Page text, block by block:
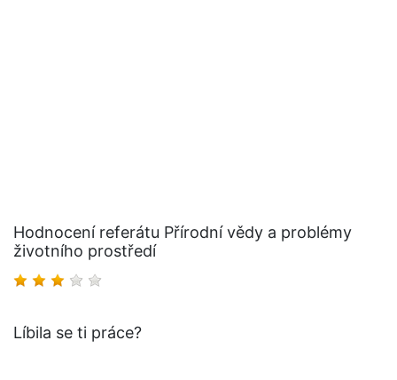
Hodnocení referátu Přírodní vědy a problémy
životního prostředí
Líbila se ti práce?